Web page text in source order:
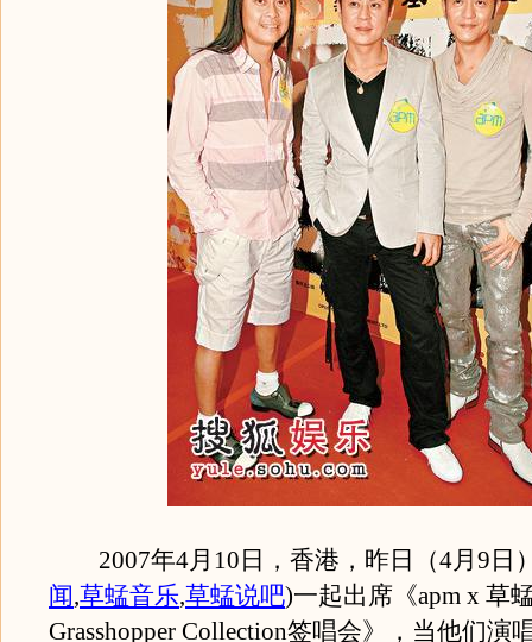
2007年4月10日，香港，昨日（4月9日
闻,草蜢音乐,草蜢说吧)一起出席《apm x 草
Grasshopper Collection签唱会》，当他们演